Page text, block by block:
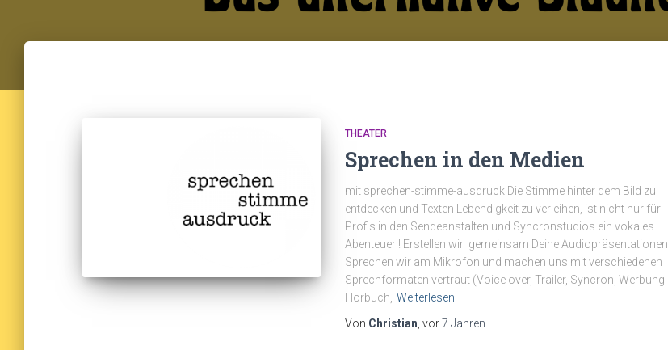
THEATER
Sprechen in den Medien
mit sprechen-stimme-ausdruck Die Stimme hinter dem Bild zu
entdecken und Texten Lebendigkeit zu verleihen, ist nicht nur für
Profis in den Sendeanstalten und Syncronstudios ein vokales
Abenteuer ! Erstellen wir gemeinsam Deine Audiopräsentationen
Sprechen wir am Mikrofon und machen uns mit verschiedenen
Sprechformaten vertraut (Voice over, Trailer, Syncron, Werbung
Hörbuch, Weiterlesen
Von Christian , vor7 Jahren